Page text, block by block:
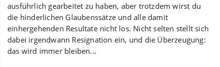
ausführlich gearbeitet zu haben, aber trotzdem wirst du
die hinderlichen Glaubenssätze und alle damit
einhergehenden Resultate nicht los. Nicht selten stellt sich
dabei irgendwann Resignation ein, und die Überzeugung:
das wird immer bleiben...